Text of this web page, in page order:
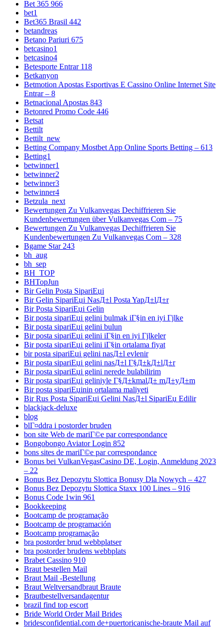
Bet 365 966
bet1
Bet365 Brasil 442
betandreas
Betano Pariuri 675
betcasino1
betcasino4
Betesporte Entrar 118
Betkanyon
Betmotion Apostas Esportivas E Cassino Online Internet Site
Entrar – 8
Betnacional Apostas 843
Betonred Promo Code 446
Betsat
Bettilt
Bettilt_new
Betting Company Mostbet App Online Sports Betting – 613
Betting1
betwinner1
betwinner2
betwinner3
betwinner4
Betzula_next
Bewertungen Zu Vulkanvegas Dechiffrieren Sie
Kundenbewertungen über Vulkanvegas Com – 75
Bewertungen Zu Vulkanvegas Dechiffrieren Sie
Kundenbewertungen Zu Vulkanvegas Com – 328
Bgame Star 243
bh_aug
bh_sep
BH_TOP
BHTopJun
Bir Gelin Posta SipariЕџi
Bir Gelin SipariЕџi NasД±l Posta YapД±lД±r
Bir Posta SipariЕџi Gelin
Bir posta sipariЕџi gelini bulmak iГ§in en iyi Гјlke
Bir posta sipariЕџi gelini bulun
Bir posta sipariЕџi gelini iГ§in en iyi Гјlkeler
Bir posta sipariЕџi gelini iГ§in ortalama fiyat
bir posta sipariЕџi gelini nasД±l evlenir
Bir posta sipariЕџi gelini nasД±l Г§Д±kД±lД±r
Bir posta sipariЕџi gelini nerede bulabilirim
Bir posta sipariЕџi geliniyle Г§Д±kmalД± mД±yД±m
Bir posta sipariЕџinin ortalama maliyeti
Bir Rus Posta SipariЕџi Gelini NasД±l SipariЕџ Edilir
blackjack-deluxe
blog
blГ¤ddra i postorder bruden
bon site Web de mariГ©e par correspondance
Bongobongo Aviator Login 852
bons sites de mariГ©e par correspondance
Bonus bei VulkanVegasCasino DE, Login, Anmeldung 2023
– 22
Bonus Bez Depozytu Slottica Bonusy Dla Nowych – 427
Bonus Bez Depozytu Slottica Staxx 100 Lines – 916
Bonus Code 1win 961
Bookkeeping
Bootcamp de programação
Bootcamp de programación
Bootcamp programação
bra postorder brud webbplatser
bra postorder brudens webbplats
Brabet Cassino 910
Braut bestellen Mail
Braut Mail -Bestellung
Braut Weltversandbraut Braute
Brautbestellversandagentur
brazil find top escort
Bride World Order Mail Brides
bridesconfidential.com de+puertoricanische-braute Mail auf